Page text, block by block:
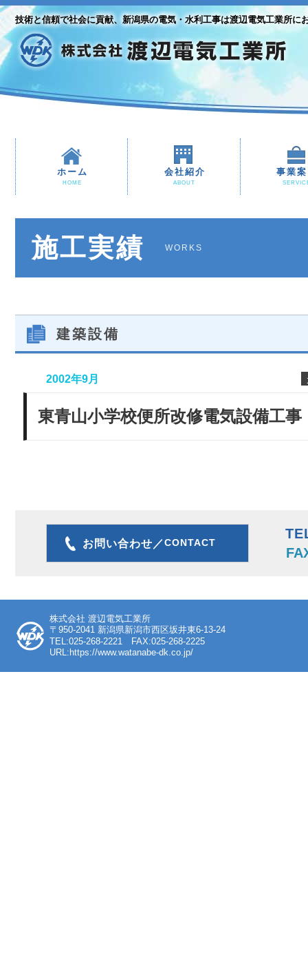
技術と信頼で社会に貢献、新潟県の電気・水利工事は渡辺電気工業所に
ホーム
HOME
会社紹介
ABOUT
事業
施工実績 WORKS
建築設備
2002年9月
東青山小学校便所改修電気設備工事
お問い合わせ／CONTACT
株式会社 渡辺電気工業所
〒950-2041 新潟県新潟市西区坂井東6-13-24
TEL:025-268-2221 FAX:025-268-2225
URL:https://www.watanabe-dk.co.jp/